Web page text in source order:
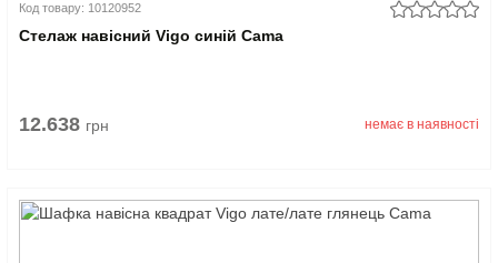
Код товару: 10120952
Стелаж навісний Vigo синій Cama
12.638 грн немає в наявності